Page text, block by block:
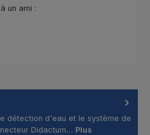
un ami :
détection d'eau et le système de
Didactum… Plus